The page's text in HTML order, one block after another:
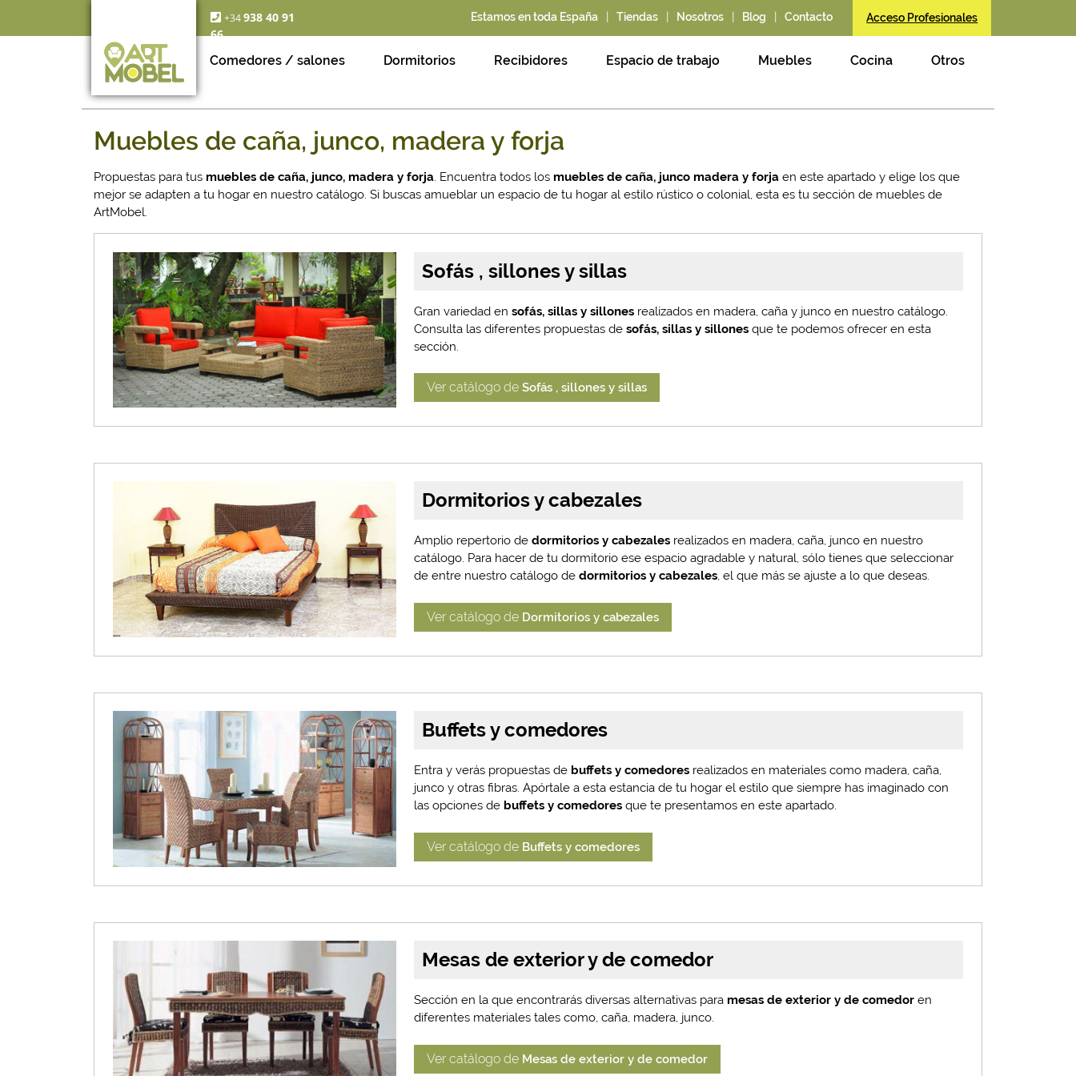
+34938 40 91
66
Estamos en toda España Tiendas Nosotros Blog Contacto Acceso Profesionales
Comedores / salones Dormitorios Recibidores Espacio de trabajo Muebles Cocina Otros
Muebles de caña, junco, madera y forja
Propuestas para tus muebles de caña, junco, madera y forja. Encuentra todos los muebles de caña, junco madera y forja en este apartado y elige los que
mejor se adapten a tu hogar en nuestro catálogo. Si buscas amueblar un espacio de tu hogar al estilo rústico o colonial, esta es tu sección de muebles de
ArtMobel.
Sofás , sillones y sillas
Gran variedad ensofás, sillas y sillones realizados en madera, caña y junco en nuestro catálogo.
Consulta las diferentes propuestas desofás, sillas y sillones que te podemos ofrecer en esta
sección.
Ver catálogo deSofás , sillones y sillas
Dormitorios y cabezales
Amplio repertorio dedormitorios y cabezales realizados en madera, caña, junco en nuestro
catálogo. Para hacer de tu dormitorio ese espacio agradable y natural, sólo tienes que seleccionar
de entre nuestro catálogo dedormitorios y cabezales, el que más se ajuste a lo que deseas.
Ver catálogo de Dormitorios y cabezales
Buffets y comedores
Entra y verás propuestas de buffets y comedores realizados en materiales como madera, caña,
junco y otras fibras. Apórtale a esta estancia de tu hogar el estilo que siempre has imaginado con
las opciones de buffets y comedores que te presentamos en este apartado.
Ver catálogo de Buffets y comedores
Mesas de exterior y de comedor
Sección en la que encontrarás diversas alternativas para mesas de exterior y de comedor en
diferentes materiales tales como, caña, madera, junco.
Ver catálogo de Mesas de exterior y de comedor